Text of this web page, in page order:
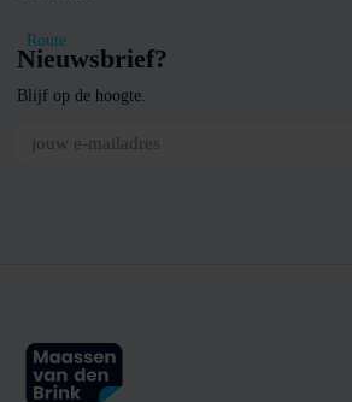
Route
Nieuwsbrief?
Blijf op de hoogte.
jouw e-mailadres